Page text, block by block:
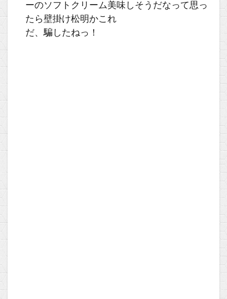
ーのソフトクリーム美味しそうだなって思っ
たら壁掛け松明かこれ
だ、騙したねっ！